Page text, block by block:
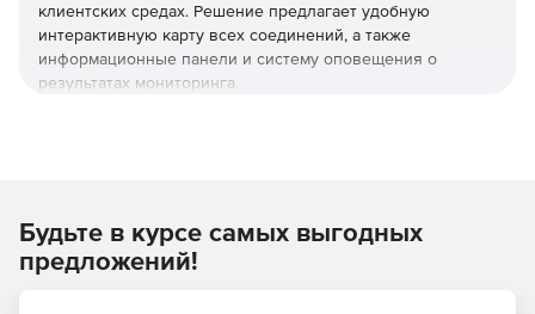
клиентских средах. Решение предлагает удобную
интерактивную карту всех соединений, а также
информационные панели и систему оповещения о
результатах мониторинга.
сетей, серверов, устройств хранения, виртуальных
машин, приложений, потоков трафика и конфигураций в
средах Windows, Linux и Java с помощью одного и того же
Будьте в курсе самых выгодных
предложений!